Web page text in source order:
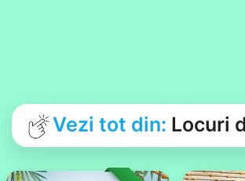
Vezi tot din: Locuri